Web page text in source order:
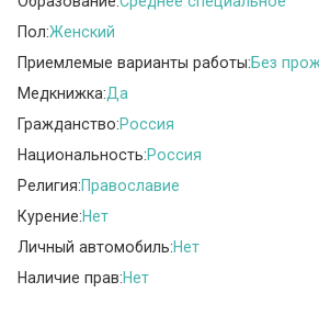
Пол:Женский
Приемлемые варианты работы:Без
Медкнижка:Да
Гражданство:Россия
Национальность:Россия
Религия:Православие
Курение:Нет
Личный автомобиль:Нет
Наличие прав:Нет